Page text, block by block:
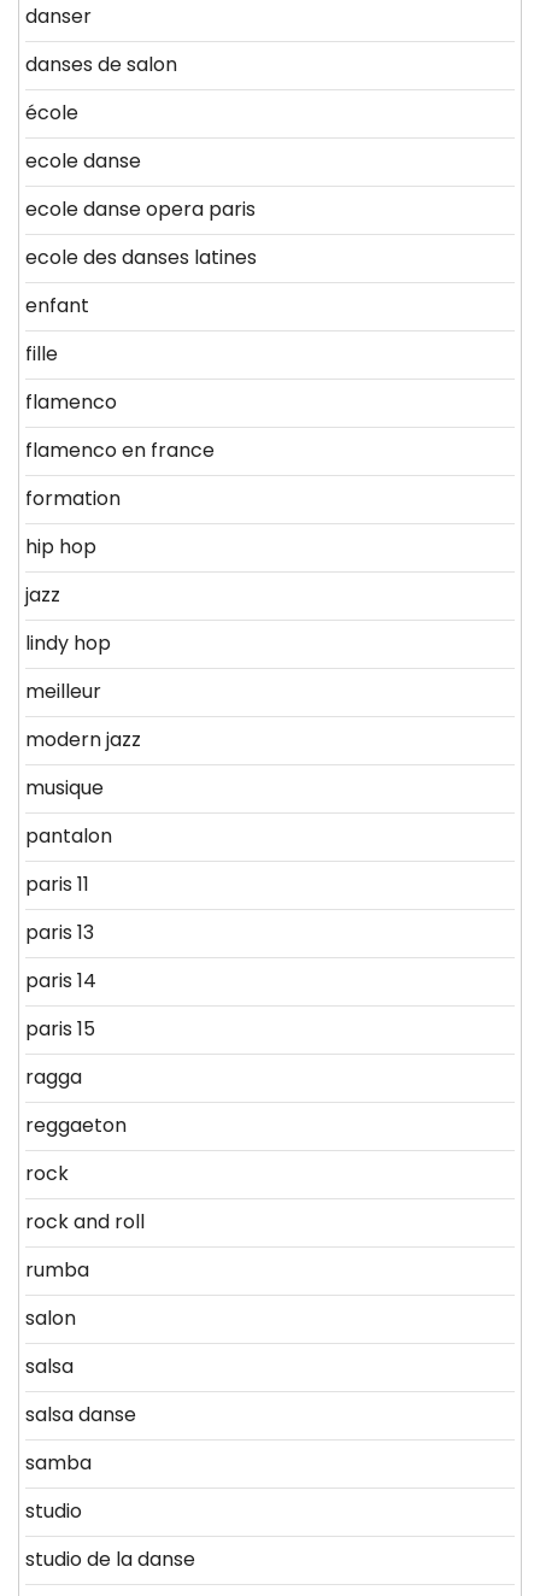
danser
danses de salon
école
ecole danse
ecole danse opera paris
ecole des danses latines
enfant
fille
flamenco
flamenco en france
formation
hip hop
jazz
lindy hop
meilleur
modern jazz
musique
pantalon
paris 11
paris 13
paris 14
paris 15
ragga
reggaeton
rock
rock and roll
rumba
salon
salsa
salsa danse
samba
studio
studio de la danse